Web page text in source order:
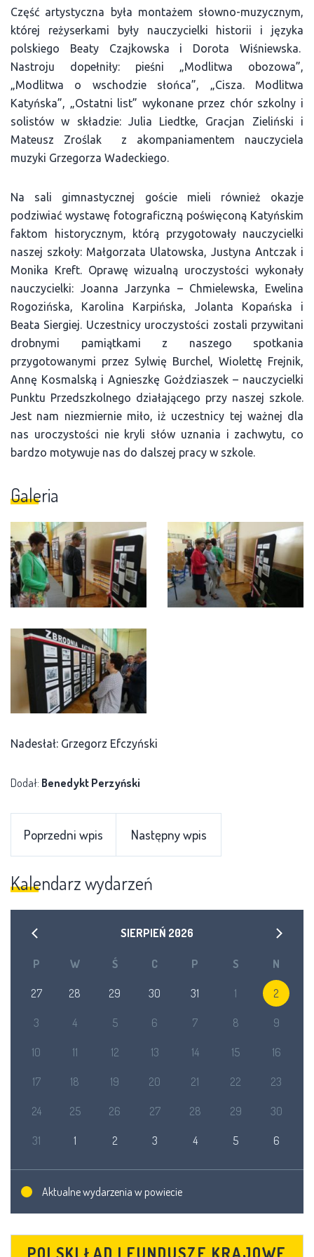
Część artystyczna była montażem słowno-muzycznym,
której reżyserkami były nauczycielki historii i języka
polskiego Beaty Czajkowska i Dorota Wiśniewska.
Nastroju dopełniły: pieśni „Modlitwa obozowa”,
„Modlitwa o wschodzie słońca”, „Cisza. Modlitwa
Katyńska”, „Ostatni list” wykonane przez chór szkolny i
solistów w składzie: Julia Liedtke, Gracjan Zieliński i
Mateusz Zroślak z akompaniamentem nauczyciela
muzyki Grzegorza Wadeckiego.
Na sali gimnastycznej goście mieli również okazje
podziwiać wystawę fotograficzną poświęconą Katyńskim
faktom historycznym, którą przygotowały nauczycielki
naszej szkoły: Małgorzata Ulatowska, Justyna Antczak i
Monika Kreft. Oprawę wizualną uroczystości wykonały
nauczycielki: Joanna Jarzynka – Chmielewska, Ewelina
Rogozińska, Karolina Karpińska, Jolanta Kopańska i
Beata Siergiej. Uczestnicy uroczystości zostali przywitani
drobnymi pamiątkami z naszego spotkania
przygotowanymi przez Sylwię Burchel, Wiolettę Frejnik,
Annę Kosmalską i Agnieszkę Gożdziaszek – nauczycielki
Punktu Przedszkolnego działającego przy naszej szkole.
Jest nam niezmiernie miło, iż uczestnicy tej ważnej dla
nas uroczystości nie kryli słów uznania i zachwytu, co
bardzo motywuje nas do dalszej pracy w szkole.
Galeria
Nadesłał: Grzegorz Efczyński
Dodał: Benedykt Perzyński
Poprzedni wpis Następny wpis
Kalendarz wydarzeń
SIERPIEŃ 2026
P W Ś C P S N
27 28 29 30 31 1 2
3 4 5 6 7 8 9
10 11 12 13 14 15 16
17 18 19 20 21 22 23
24 25 26 27 28 29 30
31 1 2 3 4 5 6
Aktualne wydarzenia w powiecie
POLSKI ŁAD I FUNDUSZE KRAJOWE